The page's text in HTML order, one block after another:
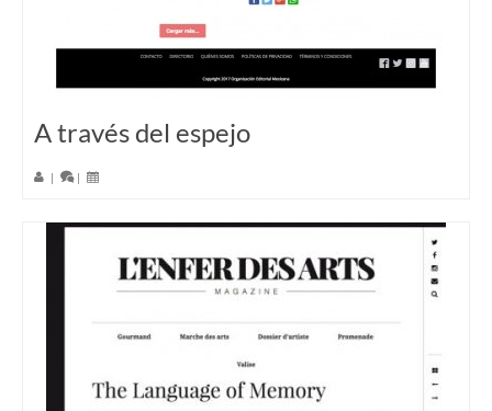
A través del espejo
| |